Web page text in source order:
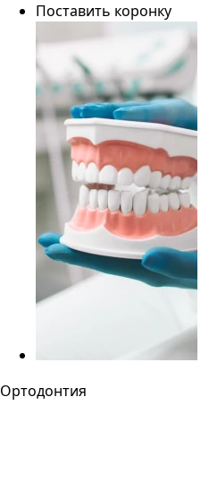
Поставить коронку
Ортодонтия